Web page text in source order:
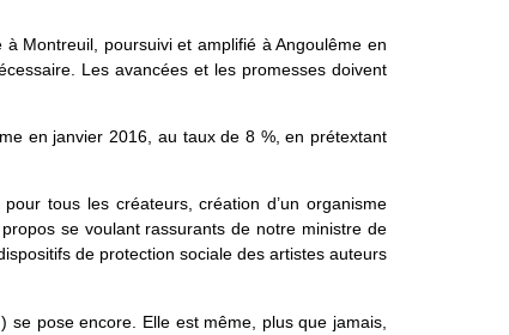
Montreuil, poursuivi et amplifié à Angoulême en
Les avancées et les promesses doivent
en janvier 2016, au taux de 8 %, en prétextant
tous les créateurs, création d’un organisme
se voulant rassurants de notre ministre de
de protection sociale des artistes auteurs
pose encore. Elle est même, plus que jamais,